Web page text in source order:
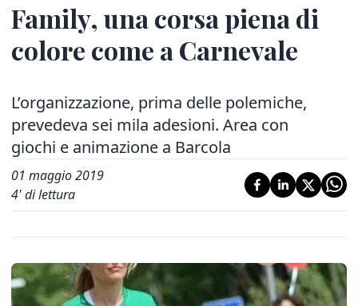
Family, una corsa piena di
colore come a Carnevale
L’organizzazione, prima delle polemiche,
prevedeva sei mila adesioni. Area con
giochi e animazione a Barcola
01 maggio 2019
4' di lettura